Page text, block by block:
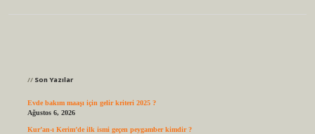
Son Yazılar
Evde bakım maaşı için gelir kriteri 2025 ?
Ağustos 6, 2026
Kur’an-ı Kerim’de ilk ismi geçen peygamber kimdir ?